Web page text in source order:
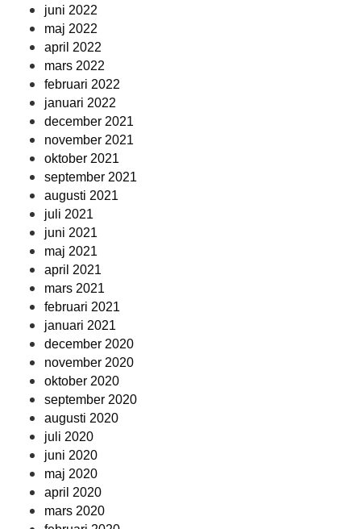
juni 2022
maj 2022
april 2022
mars 2022
februari 2022
januari 2022
december 2021
november 2021
oktober 2021
september 2021
augusti 2021
juli 2021
juni 2021
maj 2021
april 2021
mars 2021
februari 2021
januari 2021
december 2020
november 2020
oktober 2020
september 2020
augusti 2020
juli 2020
juni 2020
maj 2020
april 2020
mars 2020